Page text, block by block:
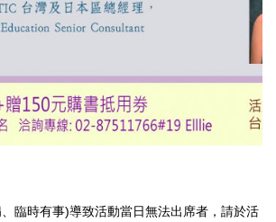
臨時有事)導致活動當日無法出席者，請於活